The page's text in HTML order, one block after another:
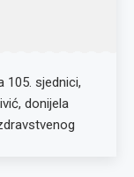
105. sjednici,
donijela